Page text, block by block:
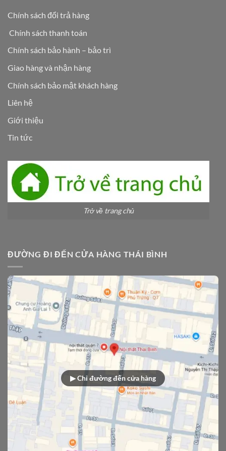
Chính sách đổi trả hàng
Chính sách thanh toán
Chính sách bảo hành – bảo trì
Giao hàng và nhận hàng
Chính sách bảo mật khách hàng
Liên hệ
Giới thiệu
Tin tức
Trở về trang chủ
ĐƯỜNG ĐI ĐẾN CỬA HÀNG THÁI BÌNH
▶ Chỉ đường đến cửa hàng